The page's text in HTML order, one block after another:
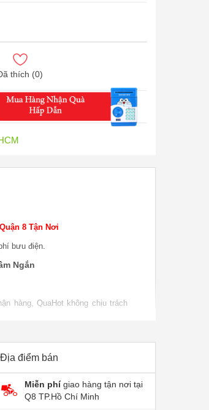
thích (0)
8 Tận Nơi
bưu điện.
Ngắn
hàng, QuaHot không chịu trách
Địa điểm bán
Miễn phígiao hàng tận nơi tại
Q8 TP.Hồ Chí Minh